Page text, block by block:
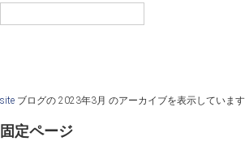
索:
site ブログの 2023年3月 のアーカイブを表示しています
固定ページ